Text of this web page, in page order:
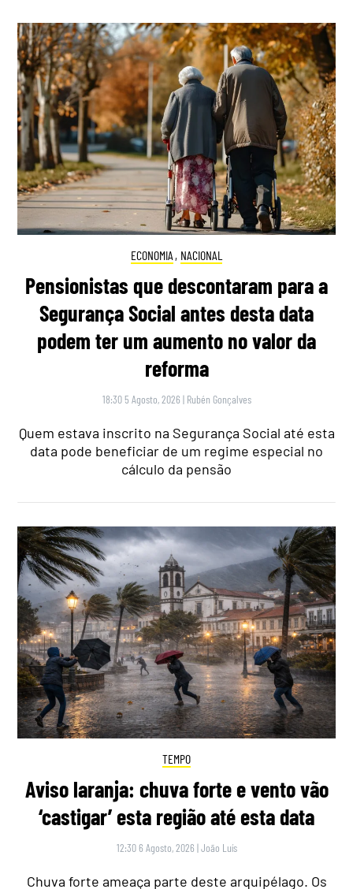
ECONOMIA , NACIONAL
Pensionistas que descontaram para a
Segurança Social antes desta data
podem ter um aumento no valor da
reforma
18:30 5 Agosto, 2026 | Rubén Gonçalves
Quem estava inscrito na Segurança Social até esta
data pode beneficiar de um regime especial no
cálculo da pensão
TEMPO
Aviso laranja: chuva forte e vento vão
‘castigar’ esta região até esta data
12:30 6 Agosto, 2026 |João Luís
Chuva forte ameaça parte deste arquipélago. Os